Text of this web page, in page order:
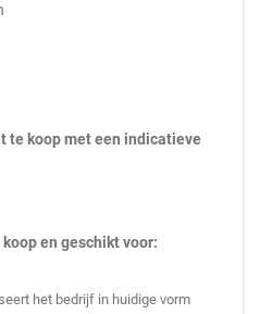
te koop met een indicatieve
en geschikt voor:
het bedrijf in huidige vorm